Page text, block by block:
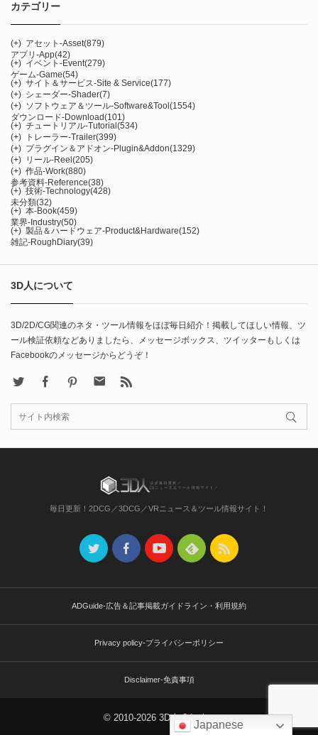
カテゴリー
(+) アセット-Asset(879)
アプリ-App(42)
(+) イベント-Event(279)
ゲーム-Game(54)
(+) サイト＆サービス-Site & Service(177)
(+) シェーダー-Shader(7)
(+) ソフトウェア＆ツール-Software&Tool (1554)
ダウンロード-Download(101)
(+) チュートリアル-Tutorial (534)
(+)
トレーラー-Trailer(399)
(+) プラグイン＆アドオン-Plugin&Addon(1329)
(+) リール-Reel (205)
(+) 作品-Work(880)
参考資料-Reference(38)
(+) 技術-Technology(428)
未分類(32)
(+) 本-Book(459)
業界-Industry(50)
(+) 製品＆ハードウェア-Product&Hardware(152)
雑記-RoughDiary(39)
3D人について
3D/2D/CG関連のネタ・ツール情報をほぼ毎日紹介！掲載してほしい情報、ツ
ール検証依頼などありましたら、メッセージボックス、ツイッターもしくは
Facebookのメッセージからどうぞ！
FacebookPinterest Contact
毎日更新！2DCG／3DCG／VRニュース＆ツール情報サイト！
ADGuide-広告＆記事掲載ガイドライン・利用規約
Privacy policy-プライバシーポリシー
Disclaimer-免責事項
© 2010-2026 3D人-3dnchu-
Japanese